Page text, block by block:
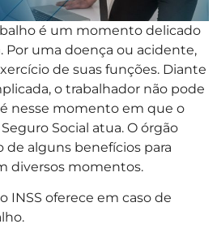
é um momento delicado
Por uma doença ou acidente,
de suas funções. Diante
o trabalhador não pode
nesse momento em que o
Social atua. O órgão
alguns benefícios para
diversos momentos.
INSS oferece em caso de